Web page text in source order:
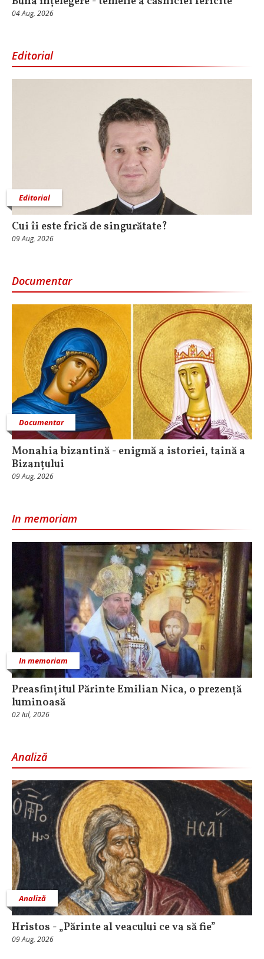
04 Aug, 2026
Editorial
Editorial
Cui îi este frică de singurătate?
09 Aug, 2026
Documentar
Documentar
Monahia bizantină - enigmă a istoriei, taină a
Bizanțului
09 Aug, 2026
In memoriam
In memoriam
Preasfințitul Părinte Emilian Nica, o prezență
luminoasă
02 Iul, 2026
Analiză
Analiză
Hristos - „Părinte al veacului ce va să fie”
09 Aug, 2026